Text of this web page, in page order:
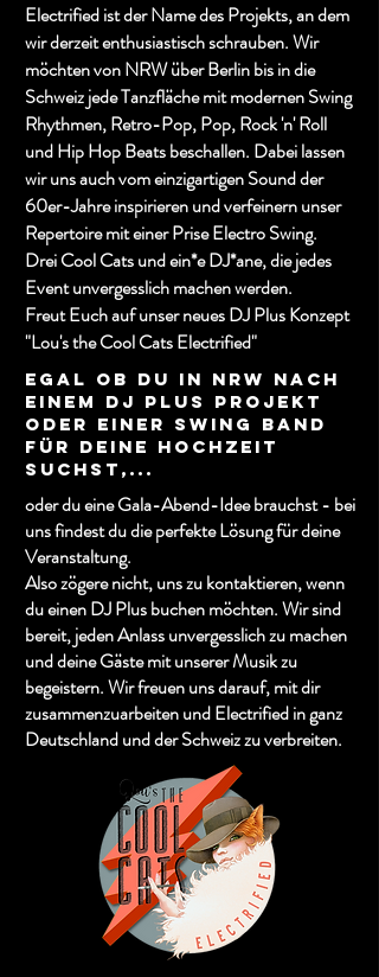
Electrified ist der Name des Projekts, an dem
wir derzeit enthusiastisch schrauben. Wir
möchten von NRW über Berlin bis in die
Schweiz jede Tanzfläche mit modernen Swing
Rhythmen, Retro-Pop, Pop, Rock 'n' Roll
und Hip Hop Beats beschallen. Dabei lassen
wir uns auch vom einzigartigen Sound der
60er-Jahre inspirieren und verfeinern unser
Repertoire mit einer Prise Electro Swing.
Drei Cool Cats und ein*e DJ*ane,die jedes
Event unvergesslich machen werden.
Freut Euch auf unser neues DJ Plus Konzept
"Lou's the Cool Cats Electrified"
Egal ob du in NRW nach
einem DJ Plus Projekt
oder einer Swing Band
für deine Hochzeit
suchst,...
oder du eine Gala-Abend-Idee brauchst - bei
uns findest du die perfekte Lösung für deine
Veranstaltung.
Also zögere nicht, uns zu kontaktieren, wenn
du einen DJ Plus buchen möchten. Wir sind
bereit, jeden Anlass unvergesslich zu machen
und deine Gäste mit unserer Musik zu
begeistern. Wir freuen uns darauf, mit dir
zusammenzuarbeiten und Electrified in ganz
Deutschland und der Schweiz zu verbreiten.